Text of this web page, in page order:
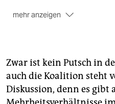
mehr anzeigen
Bayram das Direktmandat
Kreuzberg verteidigen,
Landesliste zu wenig sein
Renate Künast. Für die AfD
Zwar ist kein Putsch in
auch die Koalition steht
Diskussion, denn es gibt